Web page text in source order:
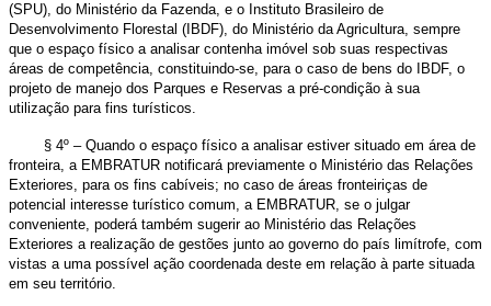
(SPU), do Ministério da Fazenda, e o Instituto Brasileiro de
Desenvolvimento Florestal (IBDF), do Ministério da Agricultura, sempre
que o espaço físico a analisar contenha imóvel sob suas respectivas
áreas de competência, constituindo-se, para o caso de bens do IBDF, o
projeto de manejo dos Parques e Reservas a pré-condição à sua
utilização para fins turísticos.
§ 4º – Quando o espaço físico a analisar estiver situado em área de
fronteira, a EMBRATUR notificará previamente o Ministério das Relações
Exteriores, para os fins cabíveis; no caso de áreas fronteiriças de
potencial interesse turístico comum, a EMBRATUR, se o julgar
conveniente, poderá também sugerir ao Ministério das Relações
Exteriores a realização de gestões junto ao governo do país limítrofe, com
vistas a uma possível ação coordenada deste em relação à parte situada
em seu território.